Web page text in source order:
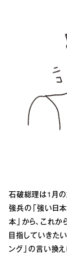
石破総理は1月
強兵の「強い日
本」から、これか
目指していきた
ング」の言い換